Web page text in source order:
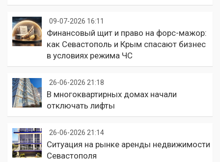
09-07-2026 16:11
Финансовый щит и право на форс-мажор:
как Севастополь и Крым спасают бизнес
в условиях режима ЧС
26-06-2026 21:18
В многоквартирных домах начали
отключать лифты
26-06-2026 21:14
Ситуация на рынке аренды недвижимости
Севастополя